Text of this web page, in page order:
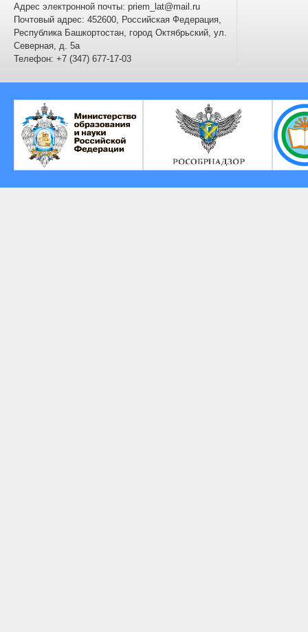
Адрес электронной почты: priem_lat@mail.ru
Почтовый адрес: 452600, Российская Федерация,
Республика Башкортостан, город Октябрьский, ул.
Северная, д. 5а
Телефон: +7 (347) 677-17-03